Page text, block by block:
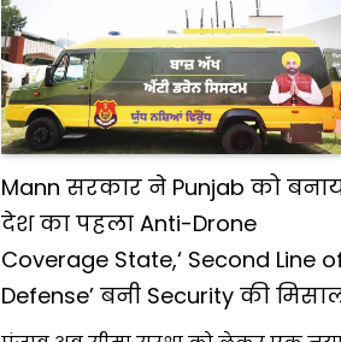
Mann सरकार ने Punjab को
देश का पहला Anti-Drone
Coverage State,‘ Second Line
Defense’ बनी Security की